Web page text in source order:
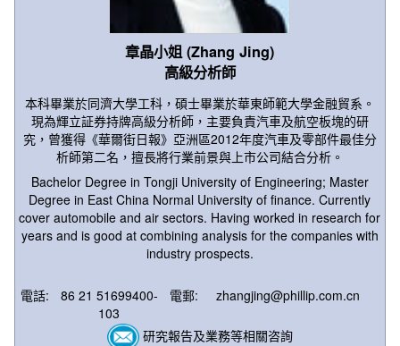
章晶小姐 (Zhang Jing)
高級分析師
本科畢業於同濟大學工科，碩士畢業於華東師範大學金融貿系。
現為輝立証券持牌高級分析師，主要負責汽車及航空板塊的研
究，曾獲得《華爾街日報》亞洲區2012年度汽車及零部件最佳分
析師第二名，擅長將行業前景與上市公司結合分析。
Bachelor Degree in Tongji University of Engineering; Master
Degree in East China Normal University of finance. Currently
cover automobile and air sectors. Having worked in research for
years and is good at combining analysis for the companies with
industry prospects.
電話:
86 21 51699400-
103
電郵: zhangjing@phillip.com.cn
研究報告及業務等相關咨詢